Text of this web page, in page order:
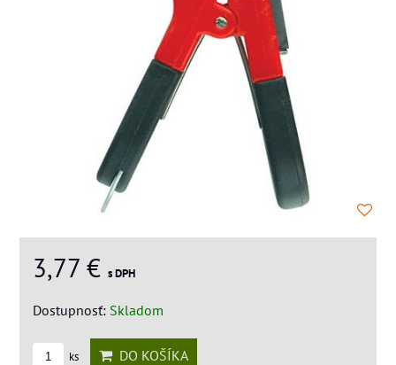
3,77 € s DPH
Dostupnosť: Skladom
ks DO KOŠÍKA